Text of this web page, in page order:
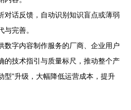
对话反馈，自动识别知识盲点或薄弱
完善。
数字内容制作服务的厂商、企业用户
的技术指引与质量标尺，推动整个产
型”升级，大幅降低运营成本，提升